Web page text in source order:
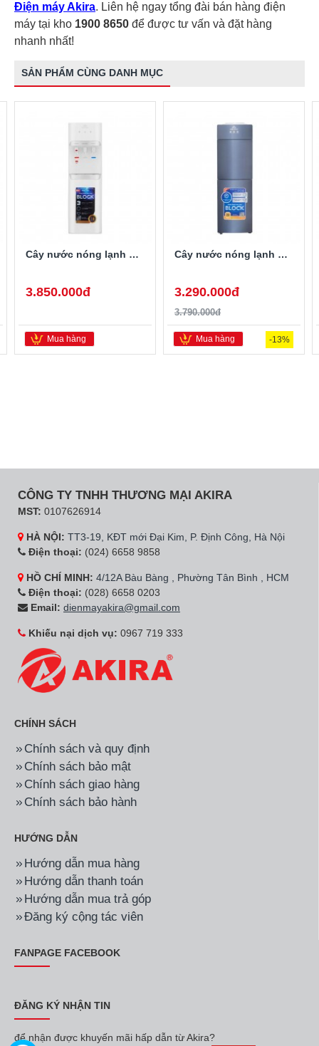
Điện máy Akira. Liên hệ ngay tổng đài bán hàng điện
máy tại kho 1900 8650 để được tư vấn và đặt hàng
nhanh nhất!
SẢN PHẨM CÙNG DANH MỤC
Cây nước nóng lạnh hút bình Hòa Phát HHC383
3.850.000đ
Mua hàng
Cây nước nóng lạnh úp bình Hòa Phát HTL258
3.290.000đ
3.790.000đ
-13%
Mua hàng
CÔNG TY TNHH THƯƠNG MẠI AKIRA
MST: 0107626914
HÀ NỘI: TT3-19, KĐT mới Đại Kim, P. Định Công, Hà Nội
Điện thoại: (024) 6658 9858
HỒ CHÍ MINH: 4/12A Bàu Bàng , Phường Tân Bình , HCM
Điện thoại: (028) 6658 0203
Email: dienmayakira@gmail.com
Khiếu nại dịch vụ: 0967 719 333
CHÍNH SÁCH
Chính sách và quy định
Chính sách bảo mật
Chính sách giao hàng
Chính sách bảo hành
HƯỚNG DẪN
Hướng dẫn mua hàng
Hướng dẫn thanh toán
Hướng dẫn mua trả góp
Đăng ký cộng tác viên
FANPAGE FACEBOOK
ĐĂNG KÝ NHẬN TIN
để nhận được khuyến mãi hấp dẫn từ Akira?